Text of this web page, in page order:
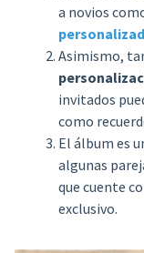
a novios
Asimismo,
invitados
como
El álbum es
algunas
que cuente
exclusivo.